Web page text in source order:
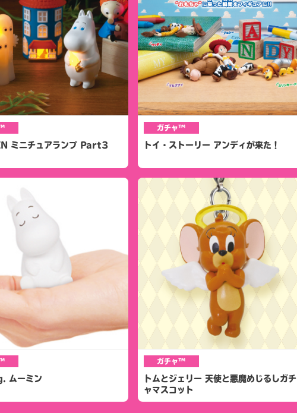
ミニチュアランプ Part3
ガチャ™
トイ・ストーリー アンディが来た！
ムーミン
ガチャ™
トムとジェリー 天使と悪魔めじるしガチ
ャマスコット